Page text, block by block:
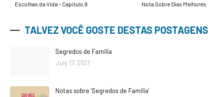
Nota Sobre Dias Melhores
Escolhas da Vida - Capítulo 9
TALVEZ VOCÊ GOSTE DESTAS POSTAGENS
Segredos de Família
July 17, 2021
Notas sobre 'Segredos de Família'